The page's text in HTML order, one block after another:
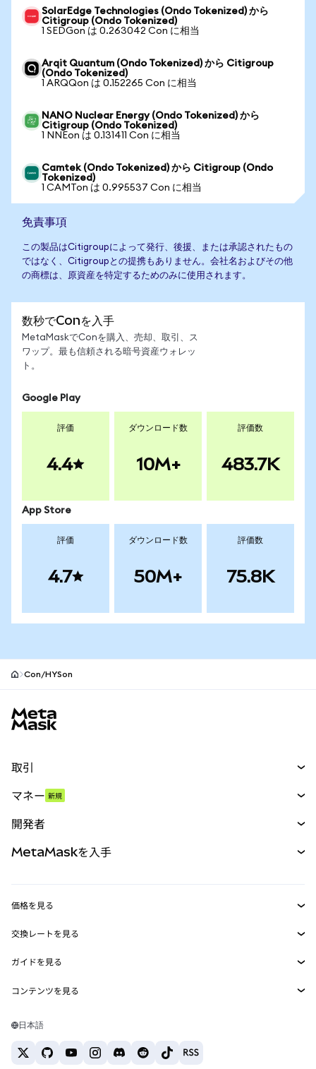
SolarEdge Technologies (Ondo Tokenized) から
Citigroup (Ondo Tokenized)
1 SEDGon は 0.263042 Con に相当
Arqit Quantum (Ondo Tokenized) から Citigroup
(Ondo Tokenized)
1 ARQQon は 0.152265 Con に相当
NANO Nuclear Energy (Ondo Tokenized) から
Citigroup (Ondo Tokenized)
1 NNEon は 0.131411 Con に相当
Camtek (Ondo Tokenized) から Citigroup (Ondo
Tokenized)
1 CAMTon は 0.995537 Con に相当
免責事項
この製品はCitigroupによって発行、後援、または承認されたもの
ではなく、Citigroupとの提携もありません。会社名およびその他
の商標は、原資産を特定するためのみに使用されます。
数秒でConを入手
MetaMaskでConを購入、売却、取引、ス
ワップ。最も信頼される暗号資産ウォレッ
ト。
Google Play
評価
4.4
ダウンロード数
10M+
評価数
483.7K
App Store
評価
4.7
ダウンロード数
50M+
評価数
75.8K
Con/HYSon
取引
パーペチュアル
RWA
マネー 新規
開発者
MetaMask Connect
Snaps
Web3サービス
MetaMaskを入手
セキュリティ
サポート
キャリア
お問い合わせ
価格を見る
イーサリアムの価格
Solanaの価格
Tetherの価格
交換レートを見る
ETH→USD
USDT→INR
BTC→INR
ETH→USDT
ガイドを見る
ETHの購入
USDTの購入
コンテンツを見る
Solanaウォレット
日本語